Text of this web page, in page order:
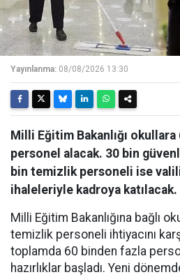
Yayınlanma: 08/08/2026 13:30
Milli Eğitim Bakanlığı
personel alacak. 30 bin
bin temizlik personeli ise
ihaleleriyle kadroya katılacak.
Milli Eğitim Bakanlığına bağlı
temizlik personeli ihtiyacını
toplamda 60 binden fazla
hazırlıklar başladı. Yeni